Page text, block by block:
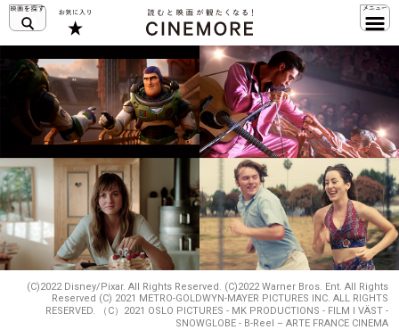
(C)2022 Disney/Pixar. All Rights Reserved. (C)2022 Warner Bros. Ent. All Rights
Reserved (C) 2021 METRO-GOLDWYN-MAYER PICTURES INC. ALL RIGHTS
RESERVED. （C）2021 OSLO PICTURES - MK PRODUCTIONS - FILM I VÄST -
SNOWGLOBE - B-Reel – ARTE FRANCE CINEMA